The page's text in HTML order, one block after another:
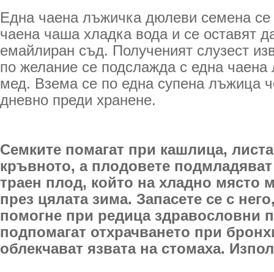
Една чаена лъжичка дюлеви семена се
чаена чаша хладка вода и се оставят
емайлиран съд. Полученият слузест
по желание се подслажда с една чаена
мед. Взема се по една супена лъжица
дневно преди хранене.
Семките помагат при кашлица,
кръвното, а плодовете
траен плод, който на хладно място
през цялата зима. Запасете се с
помогне при редица здравословни
подпомагат отхрачването при
облекчават язвата на стомаха.